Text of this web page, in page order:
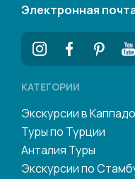
Электронная
КАТЕГОРИИ
Экскурсии в
Туры по Турции
Анталия Туры
Экскурсии по